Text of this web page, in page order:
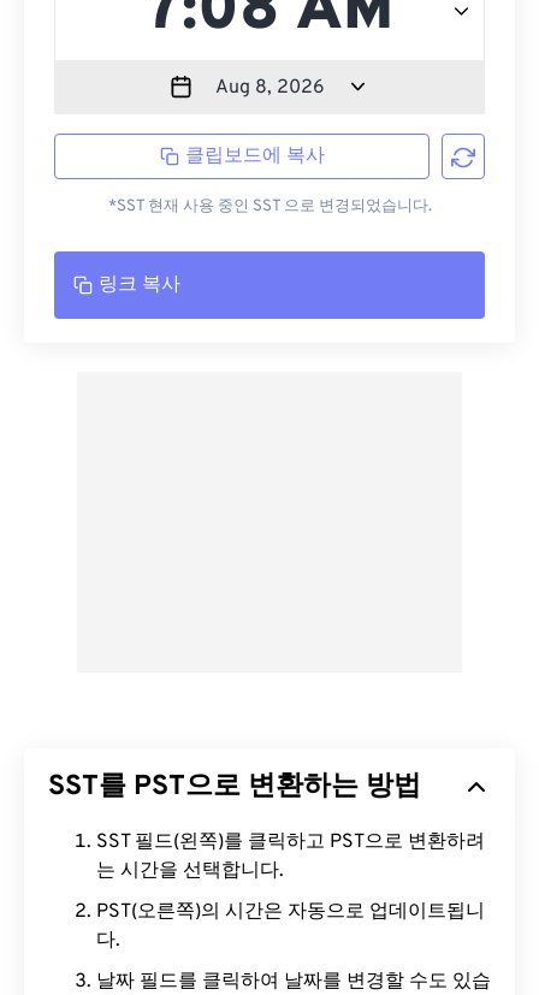
클립보드에 복사
*SST 현재 사용 중인 SST 으로 변경되었습니다.
링크 복사
SST를 PST으로 변환하는 방법
SST 필드(왼쪽)를 클릭하고 PST으로 변환하려
는 시간을 선택합니다.
PST(오른쪽)의 시간은 자동으로 업데이트됩니
다.
날짜 필드를 클릭하여 날짜를 변경할 수도 있습